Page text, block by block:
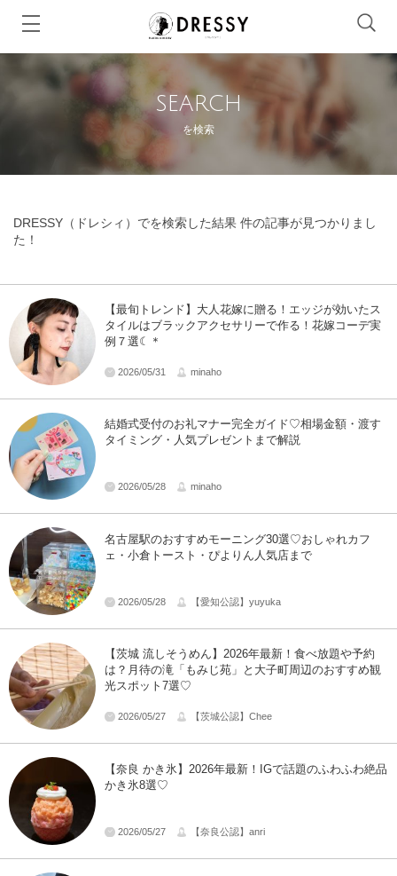
SEARCH
を検索
DRESSY（ドレシィ）でを検索した結果 件の記事が見つかりまし
た！
【最旬トレンド】大人花嫁に贈る！エッジが効いたス
タイルはブラックアクセサリーで作る！花嫁コーデ実
例７選☾＊
2026/05/31 minaho
結婚式受付のお礼マナー完全ガイド♡相場金額・渡す
タイミング・人気プレゼントまで解説
2026/05/28 minaho
名古屋駅のおすすめモーニング30選♡おしゃれカフ
ェ・小倉トースト・ぴよりん人気店まで
2026/05/28 【愛知公認】yuyuka
【茨城 流しそうめん】2026年最新！食べ放題や予約
は？月待の滝「もみじ苑」と大子町周辺のおすすめ観
光スポット7選♡
2026/05/27 【茨城公認】Chee
【奈良 かき氷】2026年最新！IGで話題のふわふわ絶品
かき氷8選♡
2026/05/27 【奈良公認】anri